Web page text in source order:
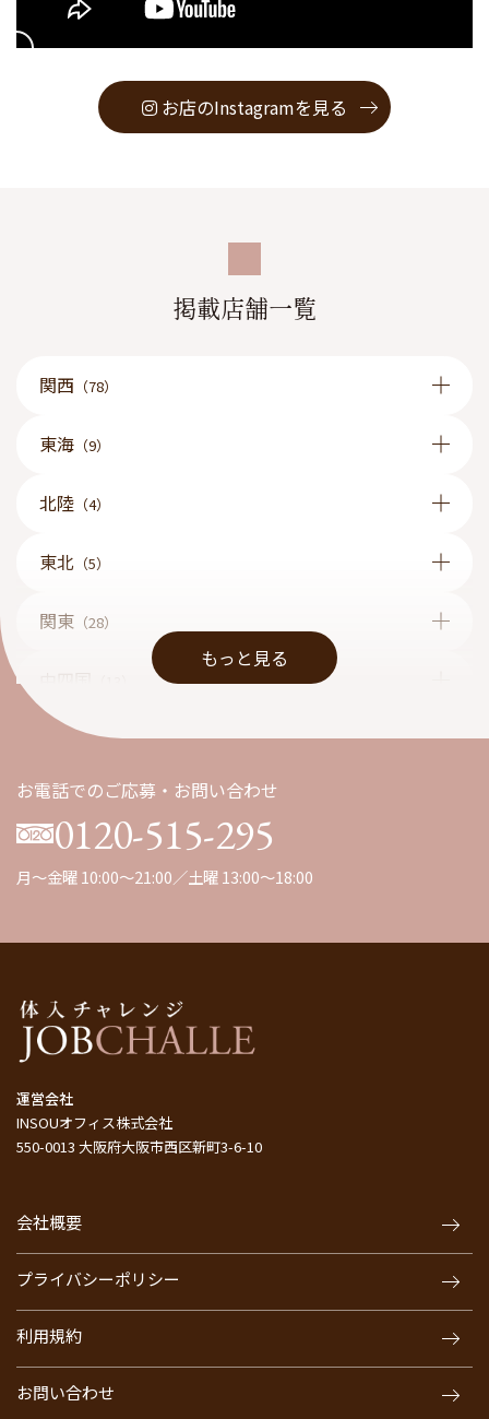
お店のInstagramを見る
掲載店舗一覧
関西 （78）
東海 （9）
北陸 （4）
東北 （5）
関東 （28）
（1）
もっと見る
お電話でのご応募・お問い合わせ
0120-515-295
月～金曜 10:00～21:00／土曜 13:00～18:00
運営会社
INSOUオフィス株式会社
550-0013 大阪府大阪市西区新町3-6-10
会社概要
プライバシーポリシー
利用規約
お問い合わせ